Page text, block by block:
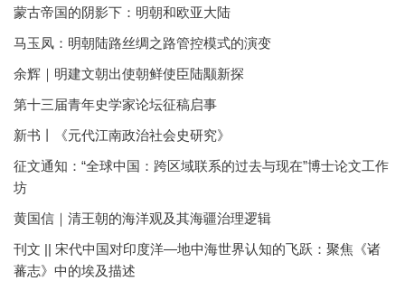
蒙古帝国的阴影下：明朝和欧亚大陆
马玉凤：明朝陆路丝绸之路管控模式的演变
余辉｜明建文朝出使朝鲜使臣陆颙新探
第十三届青年史学家论坛征稿启事
新书丨《元代江南政治社会史研究》
征文通知：“全球中国：跨区域联系的过去与现在”博士论文工作
坊
黄国信｜清王朝的海洋观及其海疆治理逻辑
刊文 || 宋代中国对印度洋—地中海世界认知的飞跃：聚焦《诸
蕃志》中的埃及描述